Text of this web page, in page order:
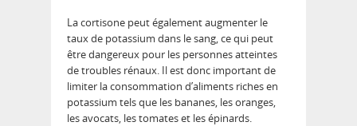
La cortisone peut également augmenter le
taux de potassium dans le sang, ce qui peut
être dangereux pour les personnes atteintes
de troubles rénaux. Il est donc important de
limiter la consommation d’aliments riches en
potassium tels que les bananes, les oranges,
les avocats, les tomates et les épinards.